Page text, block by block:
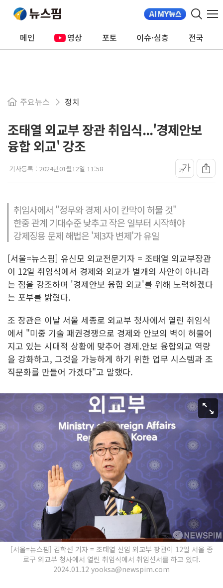
메인 영상 포토 이슈·심층 전국
주요뉴스 정치
조태열 외교부 장관 취임식...'경제안보
융합 외교' 강조
기사등록 : 2024년01월12일 11:58 가가
취임사에서 "정무와 경제 사이 칸막이 허물 것"
한중 관계 기대수준 낮추고 작은 일부터 시작해야
강제징용 문제 해법은 '제3자 변제'가 유일
[서울=뉴스핌] 유신모 외교전문기자 = 조태열 외교부장관
이 12일 취임식에서 경제와 외교가 별개의 사안이 아니라
는 점을 강조하며 '경제안보 융합 외교'를 위해 노력하겠다
는 포부를 밝혔다.
조 장관은 이날 서울 세종로 외교부 청사에서 열린 취임식
에서 "미중 기술 패권경쟁으로 경제와 안보의 벽이 허물어
지고 있는 시대적 상황에 맞추어 경제.안보 융합외교 역량
을 강화하고, 그것을 가능하게 하기 위한 업무 시스템과 조
직문화를 만들어 가겠다"고 말했다.
[서울=뉴스핌] 김학선 기자 = 조태열 신임 외교부 장관이 12일 서울 종
로구 외교부 청사에서 열린 취임식에서 취임선서를 하고 있다.
2024.01.12 yooksa@newspim.com